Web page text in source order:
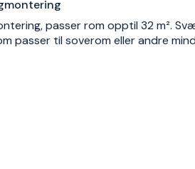
passer rom opptil 32 m².
passer til soverom eller andre